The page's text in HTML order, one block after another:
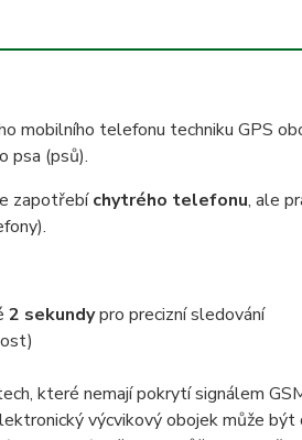
mobilního telefonu techniku GPS
psa (psů).
zapotřebíchytrého telefonu, ale
2 sekundypro precizní sledování
které nemají pokrytí signálem
výcvikový obojek může